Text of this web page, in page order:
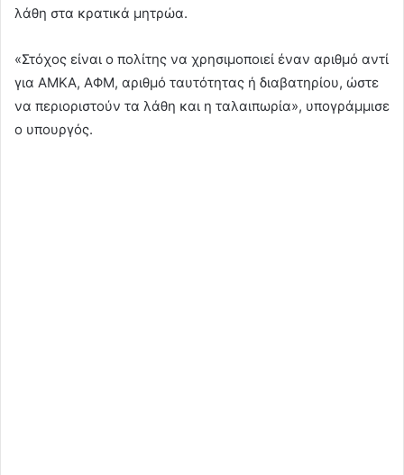
λάθη στα κρατικά μητρώα.
«Στόχος είναι ο πολίτης να χρησιμοποιεί έναν αριθμό αντί
για ΑΜΚΑ, ΑΦΜ, αριθμό ταυτότητας ή διαβατηρίου, ώστε
να περιοριστούν τα λάθη και η ταλαιπωρία», υπογράμμισε
ο υπουργός.